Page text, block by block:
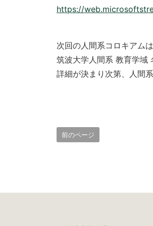
https://
次回の人間系コロキアム
筑波大学人間系 教育学域
詳細が決まり次第、人間
前のページ